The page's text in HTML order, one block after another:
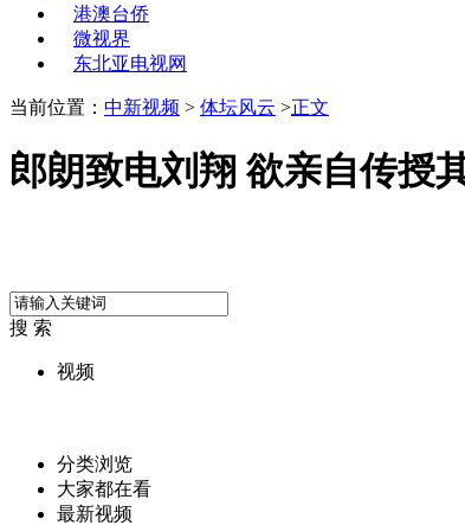
港澳台侨
微视界
东北亚电视网
当前位置： 中新视频 > 体坛风云 >正文
郎朗致电刘翔 欲亲自传授
搜 索
视频
分类浏览
大家都在看
最新视频